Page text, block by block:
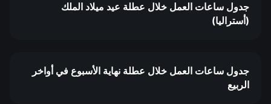
جدول ساعات العمل خلال عطلة عيد ميلاد الملك
(أستراليا)
جدول ساعات العمل خلال عطلة نهاية الأسبوع في أواخر
الربيع